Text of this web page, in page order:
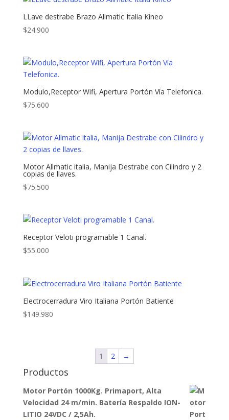
$115.230. $85.410.
LLave destrabe Brazo Allmatic Italia Kineo
$24.900
Modulo,Receptor Wifi, Apertura Portón Vía Telefonica.
$75.600
Motor Allmatic italia, Manija Destrabe con Cilindro y 2
copias de llaves.
$75.500
Receptor Veloti programable 1 Canal.
$55.000
Electrocerradura Viro Italiana Portón Batiente
$149.980
1 2 →
Productos
Motor Portón 1000Kg. Primaport, Alta
Velocidad 24 m/min. Batería Respaldo ION-
LITIO 24VDC / 2,5Ah.